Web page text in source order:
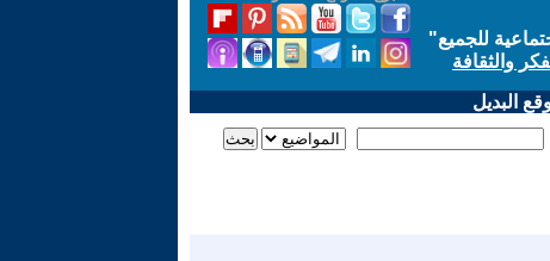
للجميع"
والثقافة
البديل